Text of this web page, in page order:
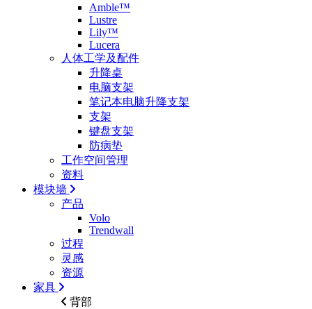
Amble™
Lustre
Lily™
Lucera
人体工学及配件
升降桌
电脑支架
笔记本电脑升降支架
支架
键盘支架
防病垫
工作空间管理
资料
模块墙
产品
Volo
Trendwall
过程
灵感
资源
家具
背部